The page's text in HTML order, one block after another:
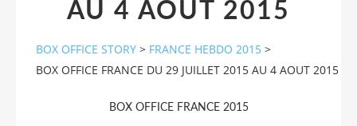
AU 4 AOUT 2015
BOX OFFICE STORY > FRANCE HEBDO 2015 >
BOX OFFICE FRANCE DU 29 JUILLET 2015 AU 4 AOUT 2015
BOX OFFICE FRANCE 2015